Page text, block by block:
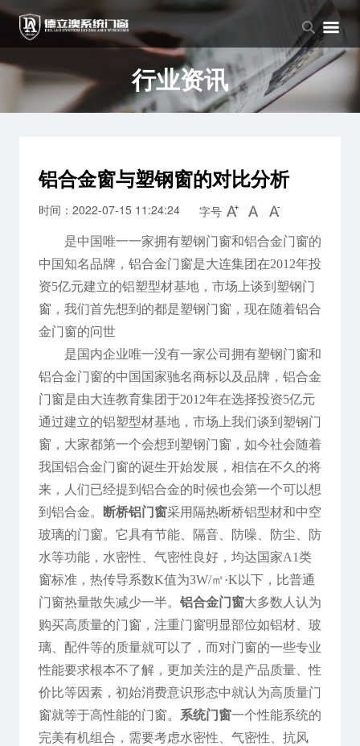
品牌中心
品牌介绍
企业文化
产品中心
窗系列
门系列
新闻中心
公司新闻
行业资讯
行业资讯
铝合金窗与塑钢窗的对比分析
时间：2022-07-15 11:24:24 字号
是中国唯一一家拥有塑钢门窗和铝合金门窗的
中国知名品牌，铝合金门窗是大连集团在2012年投
资5亿元建立的铝塑型材基地，市场上谈到塑钢门
窗，我们首先想到的都是塑钢门窗，现在随着铝合
金门窗的问世
是国内企业唯一没有一家公司拥有塑钢门窗和
铝合金门窗的中国国家驰名商标以及品牌，铝合金
门窗是由大连教育集团于2012年在选择投资5亿元
通过建立的铝塑型材基地，市场上我们谈到塑钢门
窗，大家都第一个会想到塑钢门窗，如今社会随着
我国铝合金门窗的诞生开始发展，相信在不久的将
来，人们已经提到铝合金的时候也会第一个可以想
到铝合金。
断桥铝门窗采用隔热断桥铝型材和中空
玻璃的门窗。它具有节能、隔音、防噪、防尘、防
水等功能，水密性、气密性良好，均达国家A1类
窗标准，热传导系数K值为3W/㎡·K以下，比普通
门窗热量散失减少一半。 铝合金门窗大多数人认为
购买高质量的门窗，注重门窗明显部位如铝材、玻
璃、配件等的质量就可以了，而对门窗的一些专业
性能要求根本不了解，更加关注的是产品质量、性
价比等因素，初始消费意识形态中就认为高质量门
窗就等于高性能的门窗。
系统门窗一个性能系统的
完美有机组合，需要考虑水密性、气密性、抗风